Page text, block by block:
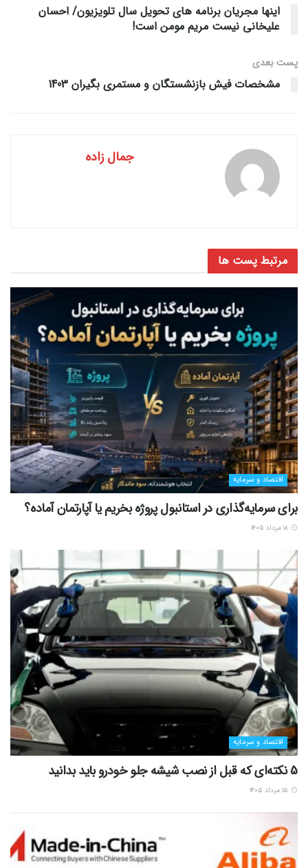
اینها مجریان برنامه های تحویل سال تلویزیون/ احسان
علیخانی نیست مریم مومن است!
پست‌ بعدی
مشخصات فیش بازنشستگان و مستمری بگیران 1403
جمال زاده
مرتبط پست ها
اقتصاد و سرمایه
برای سرمایه‌گذاری در استانبول پروژه بخریم یا آپارتمان آماده؟
اقتصاد و سرمایه
5 نکته‌ای که قبل از نصب شیشه جلو خودرو باید بدانید